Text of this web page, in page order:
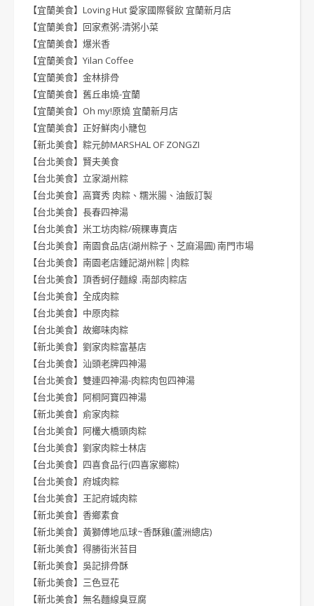
【宜蘭美食】Loving Hut 愛家國際餐飲 宜蘭新月店
【宜蘭美食】回家煮粥-清粥小菜
【宜蘭美食】爆米香
【宜蘭美食】Yilan Coffee
【宜蘭美食】金林排骨
【宜蘭美食】舊丘串燒-宜蘭
【宜蘭美食】Oh my!原燒 宜蘭新月店
【宜蘭美食】正好鮮肉小籠包
【新北美食】粽元帥MARSHAL OF ZONGZI
【台北美食】賢夫美食
【台北美食】立家湖州粽
【台北美食】高寶秀 肉粽、糯米腸、油飯訂製
【台北美食】長春四神湯
【台北美食】米工坊肉粽/碗粿專賣店
【台北美食】南園食品店(湖州粽子、芝麻湯圓) 南門市場
【台北美食】南園老店鍾記湖州粽│肉粽
【台北美食】頂香蚵仔麵線 .南部肉粽店
【台北美食】全成肉粽
【台北美食】中原肉粽
【台北美食】故鄉味肉粽
【新北美食】劉家肉粽富基店
【台北美食】汕頭老牌四神湯
【台北美食】雙連四神湯-肉粽肉包四神湯
【台北美食】阿桐阿寶四神湯
【新北美食】俞家肉粽
【台北美食】阿欉大橋頭肉粽
【台北美食】劉家肉粽士林店
【台北美食】四喜食品行(四喜家鄉粽)
【台北美食】府城肉粽
【台北美食】王記府城肉粽
【新北美食】香鄉素食
【新北美食】黃獅傅地瓜球~香酥雞(蘆洲總店)
【新北美食】得勝街米苔目
【新北美食】吳記排骨酥
【新北美食】三色豆花
【新北美食】無名麵線臭豆腐